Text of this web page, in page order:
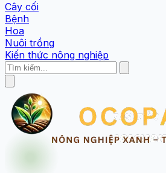
Cây cối
Bệnh
Hoa
Nuôi trồng
Kiến thức nông nghiệp